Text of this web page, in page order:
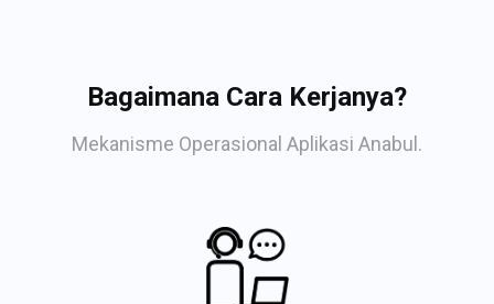
Bagaimana Cara Kerjanya?
Mekanisme Operasional Aplikasi Anabul.